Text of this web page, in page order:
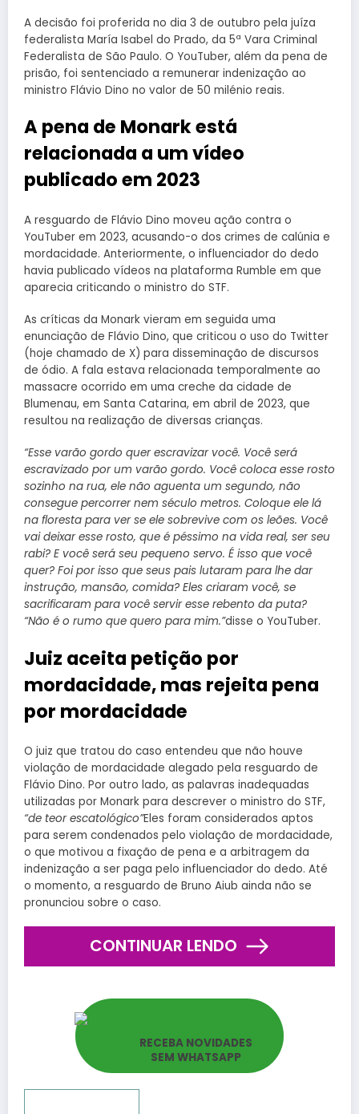
A decisão foi proferida no dia 3 de outubro pela juíza
federalista María Isabel do Prado, da 5ª Vara Criminal
Federalista de São Paulo. O YouTuber, além da pena de
prisão, foi sentenciado a remunerar indenização ao
ministro Flávio Dino no valor de 50 milénio reais.
A pena de Monark está
relacionada a um vídeo
publicado em 2023
A resguardo de Flávio Dino moveu ação contra o
YouTuber em 2023, acusando-o dos crimes de calúnia e
mordacidade. Anteriormente, o influenciador do dedo
havia publicado vídeos na plataforma Rumble em que
aparecia criticando o ministro do STF.
As críticas da Monark vieram em seguida uma
enunciação de Flávio Dino, que criticou o uso do Twitter
(hoje chamado de X) para disseminação de discursos
de ódio. A fala estava relacionada temporalmente ao
massacre ocorrido em uma creche da cidade de
Blumenau, em Santa Catarina, em abril de 2023, que
resultou na realização de diversas crianças.
“Esse varão gordo quer escravizar você. Você será
escravizado por um varão gordo. Você coloca esse rosto
sozinho na rua, ele não aguenta um segundo, não
consegue percorrer nem século metros. Coloque ele lá
na floresta para ver se ele sobrevive com os leões. Você
vai deixar esse rosto, que é péssimo na vida real, ser seu
rabi? E você será seu pequeno servo. É isso que você
quer? Foi por isso que seus pais lutaram para lhe dar
instrução, mansão, comida? Eles criaram você, se
sacrificaram para você servir esse rebento da puta?
“Não é o rumo que quero para mim.”disse o YouTuber.
Juiz aceita petição por
mordacidade, mas rejeita pena
por mordacidade
O juiz que tratou do caso entendeu que não houve
violação de mordacidade alegado pela resguardo de
Flávio Dino. Por outro lado, as palavras inadequadas
utilizadas por Monark para descrever o ministro do STF,
“de teor escatológico”Eles foram considerados aptos
para serem condenados pelo violação de mordacidade,
o que motivou a fixação de pena e a arbitragem da
indenização a ser paga pelo influenciador do dedo. Até
o momento, a resguardo de Bruno Aiub ainda não se
pronunciou sobre o caso.
CONTINUAR LENDO
RECEBA NOVIDADES
SEM WHATSAPP